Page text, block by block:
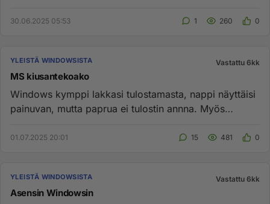
30.06.2025 05:53 1 260 0
YLEISTÄ WINDOWSISTA Vastattu 6kk
MS kiusantekoako
Windows kymppi lakkasi tulostamasta, nappi näyttäisi
painuvan, mutta paprua ei tulostin annna. Myös
01.07.2025 20:01 15 481 0
YLEISTÄ WINDOWSISTA Vastattu 6kk
Asensin Windowsin